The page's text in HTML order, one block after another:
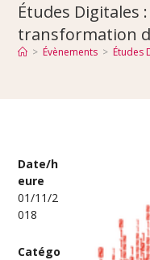
Études Digitales
transformation
> Évènements > Études
Date/h
eure
01/11/2
018
Catégo